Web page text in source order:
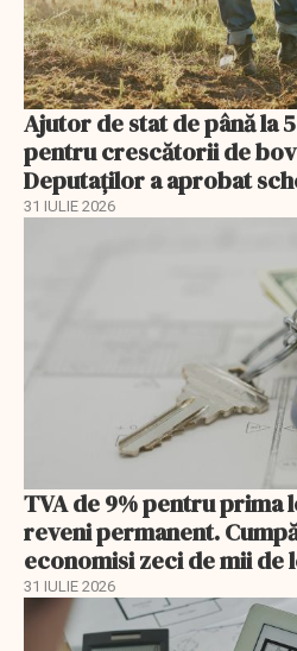
Ajutor de stat de până la
pentru crescătorii de
Deputaților a aprobat
31 IULIE 2026
TVA de 9% pentru prima
reveni permanent.
economisi zeci de mii de
31 IULIE 2026